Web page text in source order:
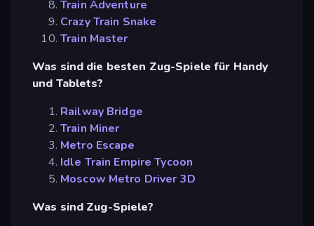
Train Adventure
Crazy Train Snake
Train Master
Was sind die besten Zug-Spiele für Handy
und Tablets?
Railway Bridge
Train Miner
Metro Escape
Idle Train Empire Tycoon
Moscow Metro Driver 3D
Was sind Zug-Spiele?